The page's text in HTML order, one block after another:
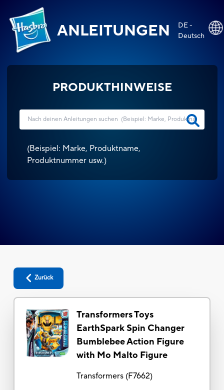
ANLEITUNGEN
DE -
Deutsch
PRODUKTHINWEISE
(Beispiel: Marke, Produktname,
Produktnummer usw.)
Zurück
Transformers Toys
EarthSpark Spin Changer
Bumblebee Action Figure
with Mo Malto Figure
Transformers(F7662)